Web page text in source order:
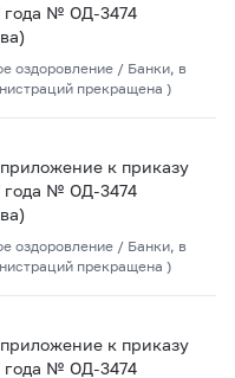
года № ОД-3474
оздоровление / Банки, в
прекращена )
к приказу
года № ОД-3474
оздоровление / Банки, в
прекращена )
к приказу
года № ОД-3474